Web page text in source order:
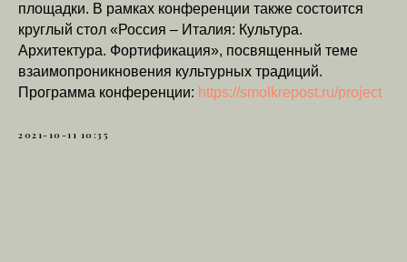
площадки. В рамках конференции также состоится
круглый стол «Россия – Италия: Культура.
Архитектура. Фортификация», посвященный теме
взаимопроникновения культурных традиций.
Программа конференции: https://smolkrepost.ru/project
2021-10-11 10:35